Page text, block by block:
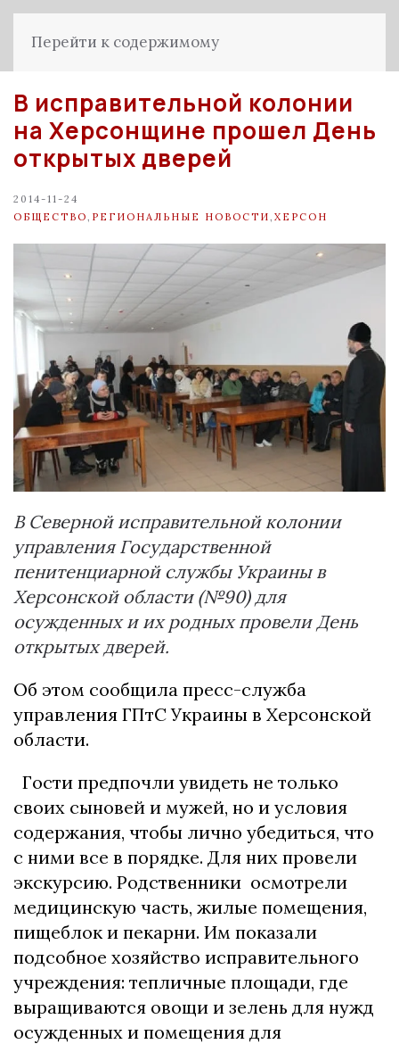
Перейти к содержимому
В исправительной колонии
на Херсонщине прошел День
открытых дверей
2014-11-24
ОБЩЕСТВО РЕГИОНАЛЬНЫЕ НОВОСТИ ХЕРСОН
В Северной исправительной колонии
управления Государственной
пенитенциарной службы Украины в
Херсонской области (№90) для
осужденных и их родных провели День
открытых дверей.
Об этом сообщила пресс-служба
управления ГПтС Украины в Херсонской
области.
Гости предпочли увидеть не только
своих сыновей и мужей, но и условия
содержания, чтобы лично убедиться, что
с ними все в порядке. Для них провели
экскурсию. Родственники осмотрели
медицинскую часть, жилые помещения,
пищеблок и пекарни. Им показали
подсобное хозяйство исправительного
учреждения: тепличные площади, где
выращиваются овощи и зелень для нужд
осужденных и помещения для